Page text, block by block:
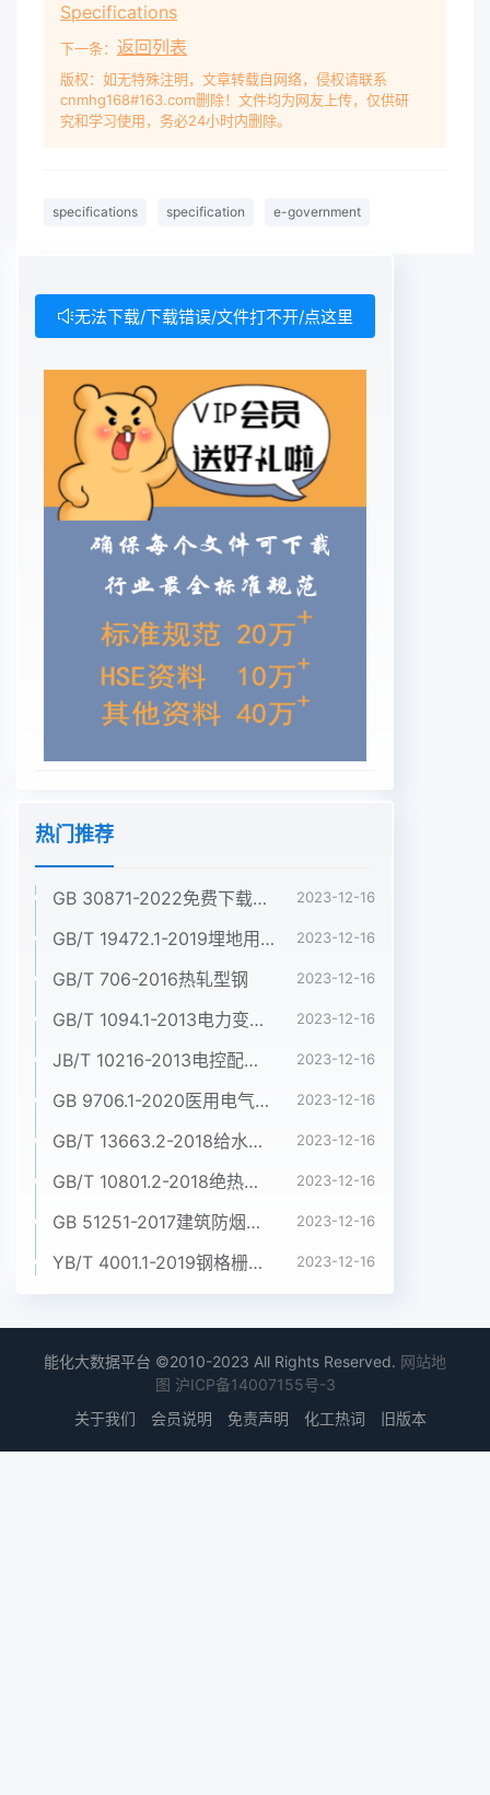
Specifications
下一条： 返回列表
版权：如无特殊注明，文章转载自网络，侵权请联系
cnmhg168#163.com删除！文件均为网友上传，仅供研
究和学习使用，务必24小时内删除。
specifications specification e-government
无法下载/下载错误/文件打不开/点这里
热门推荐
GB 30871-2022免费下载危险化学品企业特殊作业安全规范 2023-12-16
GB/T 19472.1-2019埋地用聚乙烯(PE)结构壁管道系统 第1部分:聚乙烯双壁波纹管材 2023-12-16
GB/T 706-2016热轧型钢 2023-12-16
GB/T 1094.1-2013电力变压器 第1部分:总则 2023-12-16
JB/T 10216-2013电控配电用电缆桥架 2023-12-16
GB 9706.1-2020医用电气设备 第1部分:基本安全和基本性能的通用要求 2023-12-16
GB/T 13663.2-2018给水用聚乙烯(PE)管道系统 第2部分:管材 2023-12-16
GB/T 10801.2-2018绝热用挤塑聚苯乙烯泡沫塑料(XPS) 2023-12-16
GB 51251-2017建筑防烟排烟系统技术标准 2023-12-16
YB/T 4001.1-2019钢格栅板及配套件 第1部分:钢格栅板 2023-12-16
能化大数据平台 ©2010-2023 All Rights Reserved. 网站地
图 沪ICP备14007155号-3
关于我们
会员说明 免责声明 化工热词 旧版本